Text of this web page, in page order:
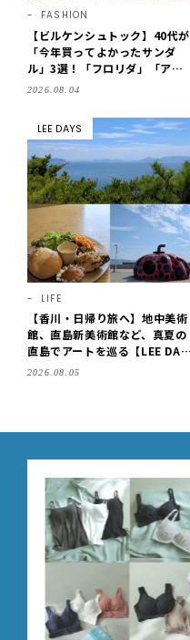
FASHION
【ビルケンシュトック】40代が
「今年買ってよかったサンダ
ル」3選！「フロリダ」「アリ
ゾナ」の履き心地＆サイズ選び
2026.08.04
LEE DAYS
LIFE
【香川・日帰り旅へ】地中美術
館、直島新美術館など、真夏の
直島でアートを巡る【LEE DAY
S club ミワコ】
2026.08.05